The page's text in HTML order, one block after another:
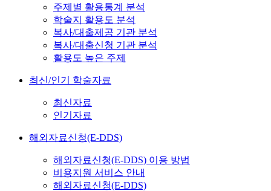
주제별 활용통계 분석
학술지 활용도 분석
복사/대출제공 기관 분석
복사/대출신청 기관 분석
활용도 높은 주제
최신/인기 학술자료
최신자료
인기자료
해외자료신청(E-DDS)
해외자료신청(E-DDS) 이용 방법
비용지원 서비스 안내
해외자료신청(E-DDS)